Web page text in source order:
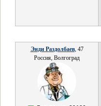
Энди Раздолбаев, 47
Россия, Волгоград